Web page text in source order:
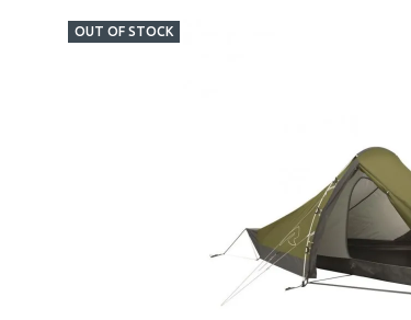
OUT OF STOCK